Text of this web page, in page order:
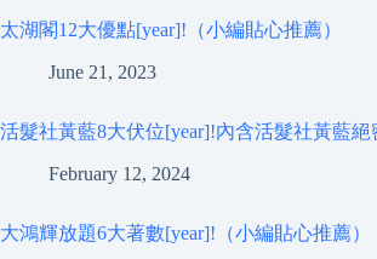
太湖閣12大優點[year]!（小編貼心推薦）
June 21, 2023
活髮社黃藍8大伏位[year]!內含活髮社黃藍絕
February 12, 2024
大鴻輝放題6大著數[year]!（小編貼心推薦）